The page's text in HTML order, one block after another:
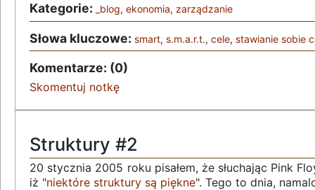
Kategorie: _blog, ekonomia, zarządzanie
Słowa kluczowe: smart, s.m.a.r.t., cele, stawianie sobie
Komentarze: (0)
Skomentuj notkę
Struktury #2
20 stycznia 2005 roku pisałem, że słuchając Pink
iż "niektóre struktury są piękne". Tego to dnia,